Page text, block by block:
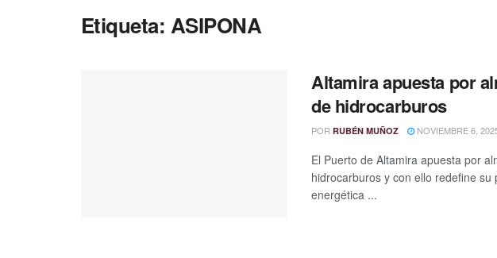
Etiqueta: ASIPONA
Altamira apuesta por
de hidrocarburos
POR RUBÉN MUÑOZ NOVIEMBRE 6,
El Puerto de Altamira apuesta por
hidrocarburos y con ello redefine
energética ...